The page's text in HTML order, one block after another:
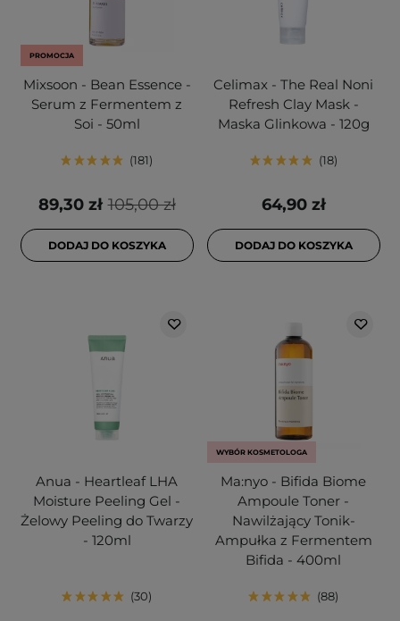
PROMOCJA
Mixsoon - Bean Essence -
Serum z Fermentem z
Soi - 50ml
181
105,00 zł
89,30 zł
DODAJ DO KOSZYKA
Celimax - The Real Noni
Refresh Clay Mask -
Maska Glinkowa - 120g
18
64,90 zł
DODAJ DO KOSZYKA
Anua - Heartleaf LHA
Moisture Peeling Gel -
Żelowy Peeling do Twarzy
- 120ml
30
WYBÓR KOSMETOLOGA
Ma:nyo - Bifida Biome
Ampoule Toner -
Nawilżający Tonik-
Ampułka z Fermentem
Bifida - 400ml
88